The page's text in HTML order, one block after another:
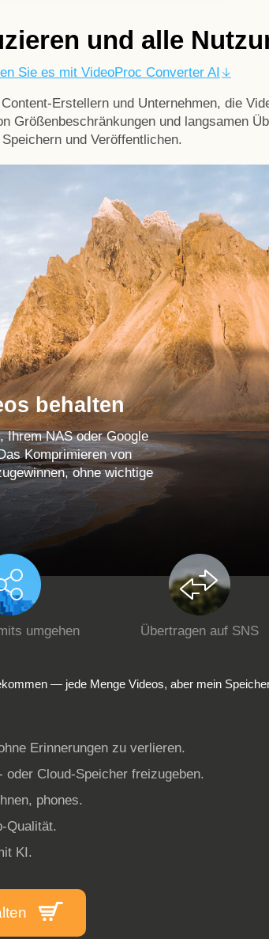
und alle
Sie es mit VideoProc Converter AI
Erstellern und Unternehmen, die
Größenbeschränkungen und langsamen
Speichern und Veröffentlichen.
behalten
Ihrem NAS oder Google
Komprimieren von
ohne wichtige
umgehen Übertragen auf SNS
— jede Menge Videos, aber mein
Erinnerungen zu verlieren.
Cloud-Speicher freizugeben.
phones.
Qualität.
KI.